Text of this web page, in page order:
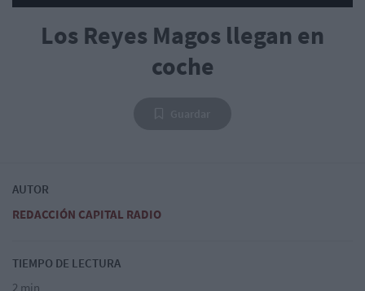
Los Reyes Magos llegan en
coche
AUTOR
REDACCIÓN CAPITAL RADIO
TIEMPO DE LECTURA
2 min